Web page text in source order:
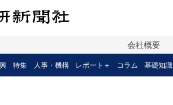
会社概要
特集 人事・機構 レポート＋ コラム 基礎知識